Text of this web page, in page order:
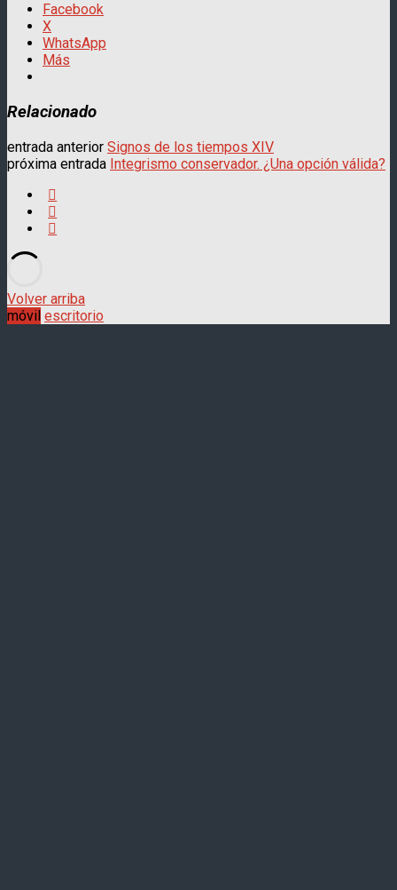
Facebook
X
WhatsApp
Más
Relacionado
entrada anterior Signos de los tiempos XIV
próxima entrada Integrismo conservador. ¿Una opción válida?
Volver arriba
móvil escritorio